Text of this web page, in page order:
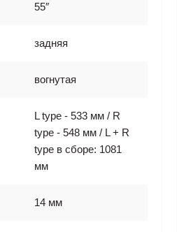
55″
задняя
вогнутая
L type - 533 мм / R
type - 548 мм / L + R
type в сборе: 1081
мм
14 мм